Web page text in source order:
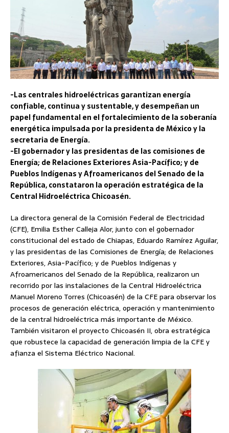
-Las centrales hidroeléctricas garantizan energía
confiable, continua y sustentable, y desempeñan un
papel fundamental en el fortalecimiento de la soberanía
energética impulsada por la presidenta de México y la
secretaria de Energía.
-El gobernador y las presidentas de las comisiones de
Energía; de Relaciones Exteriores Asia-Pacífico; y de
Pueblos Indígenas y Afroamericanos del Senado de la
República, constataron la operación estratégica de la
Central Hidroeléctrica Chicoasén.
La directora general de la Comisión Federal de Electricidad
(CFE), Emilia Esther Calleja Alor, junto con el gobernador
constitucional del estado de Chiapas, Eduardo Ramírez Aguilar,
y las presidentas de las Comisiones de Energía; de Relaciones
Exteriores, Asia-Pacífico; y de Pueblos Indígenas y
Afroamericanos del Senado de la República, realizaron un
recorrido por las instalaciones de la Central Hidroeléctrica
Manuel Moreno Torres (Chicoasén) de la CFE para observar los
procesos de generación eléctrica, operación y mantenimiento
de la central hidroeléctrica más importante de México.
También visitaron el proyecto Chicoasén II, obra estratégica
que robustece la capacidad de generación limpia de la CFE y
afianza el Sistema Eléctrico Nacional.